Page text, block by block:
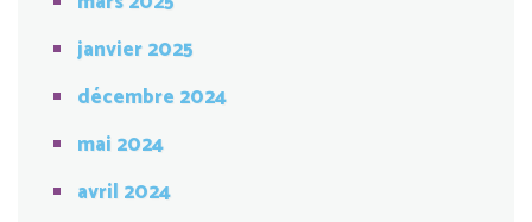
janvier 2025
décembre 2024
mai 2024
avril 2024